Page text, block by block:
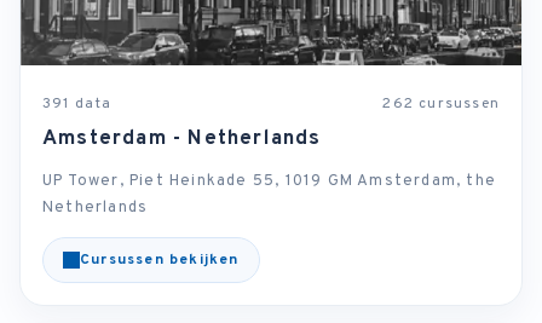
391 data 262 cursussen
Amsterdam - Netherlands
UP Tower, Piet Heinkade 55, 1019 GM Amsterdam, the
Netherlands
Cursussen bekijken